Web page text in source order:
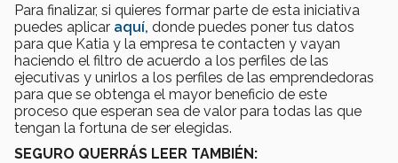
Para finalizar, si quieres formar parte de esta iniciativa
puedes aplicar aquí, donde puedes poner tus datos
para que Katia y la empresa te contacten y vayan
haciendo el filtro de acuerdo a los perfiles de las
ejecutivas y unirlos a los perfiles de las emprendedoras
para que se obtenga el mayor beneficio de este
proceso que esperan sea de valor para todas las que
tengan la fortuna de ser elegidas.
SEGURO QUERRÁS LEER TAMBIÉN: